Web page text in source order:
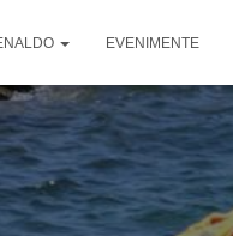
EVENIMENTE